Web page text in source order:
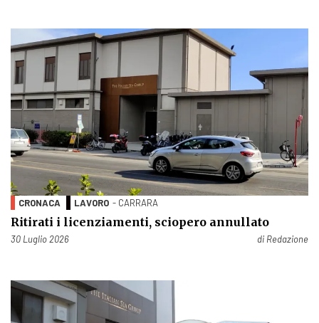
CRONACA LAVORO - CARRARA
Ritirati i licenziamenti, sciopero annullato
Pubblicato il
30 Luglio 2026 di Redazione